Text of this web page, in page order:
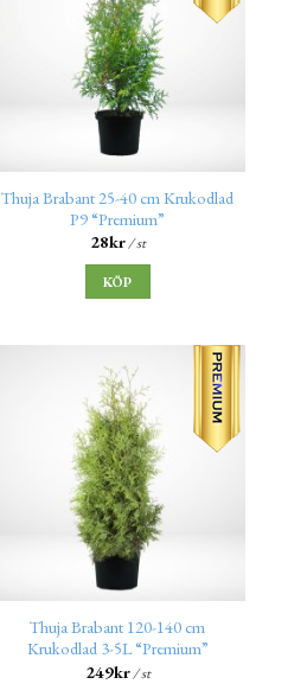
Thuja Brabant 25-40 cm Krukodlad
P9 “Premium”
28kr/ st
KÖP
Thuja Brabant 120-140 cm
Krukodlad 3-5L “Premium”
249kr/ st